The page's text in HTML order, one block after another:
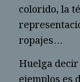
colorido, la
ropajes…
Huelga
ejemplos es